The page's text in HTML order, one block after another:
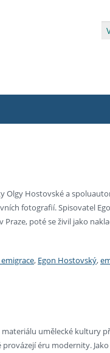
E-shop fakulty
Univerzita třetího věku
Podpora a benefity pro
Publikace
East and Central European
Hostovské a
fotografií. Spisovatel
poté se živil jako
, Egon Hostovský,
umělecké kultury
éru modernity.